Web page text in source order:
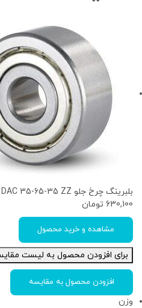
بلبرینگ چرخ جلو DAC 35-65-35 ZZ برند ALPHA
630,100 تومان
مشاهده و خرید محصول
برای افزودن محصول به لیست
افزودن محصول به مقایسه
وزن